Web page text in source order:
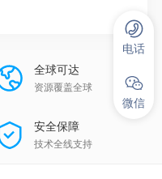
全球可达
资源覆盖全球
安全保障
技术全线支持
电话
微信